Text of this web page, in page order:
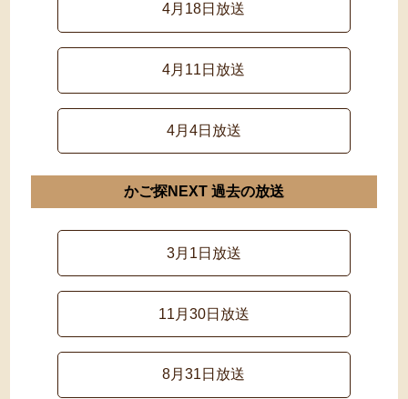
4月18日放送
4月11日放送
4月4日放送
かご探NEXT 過去の放送
3月1日放送
11月30日放送
8月31日放送